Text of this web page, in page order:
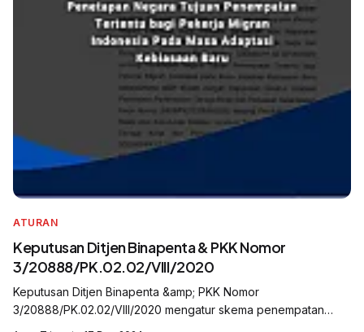
ATURAN
Keputusan Ditjen Binapenta & PKK Nomor
3/20888/PK.02.02/VIII/2020
Keputusan Ditjen Binapenta &amp; PKK Nomor
3/20888/PK.02.02/VIII/2020 mengatur skema penempatan